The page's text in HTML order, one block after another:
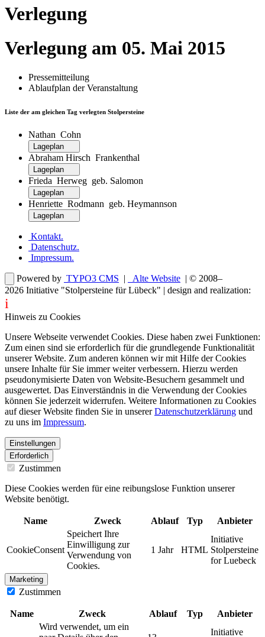
Verlegung
Verlegung am 05. Mai 2015
Pressemitteilung
Ablaufplan der Veranstaltung
Liste der am gleichen Tag verlegten Stolpersteine
Nathan Cohn
Abraham Hirsch Frankenthal
Frieda Herweg geb. Salomon
Henriette Rodmann geb. Heymannson
Kontakt.
Datenschutz.
Impressum.
Powered by TYPO3 CMS Alte Website
| © 2008–
2026 Initiative "Stolpersteine für Lübeck" | design and realization:
i
Hinweis zu Cookies
Unsere Webseite verwendet Cookies. Diese haben zwei Funktionen:
Zum einen sind sie erforderlich für die grundlegende Funktionalität
unserer Website. Zum anderen können wir mit Hilfe der Cookies
unsere Inhalte für Sie immer weiter verbessern. Hierzu werden
pseudonymisierte Daten von Website-Besuchern gesammelt und
ausgewertet. Das Einverständnis in die Verwendung der Cookies
können Sie jederzeit widerrufen. Weitere Informationen zu Cookies
auf dieser Website finden Sie in unsererDatenschutzerklärung und
zu uns im Impressum.
Einstellungen
Erforderlich
Zustimmen
Diese Cookies werden für eine reibungslose Funktion unserer
Website benötigt.
Name Zweck Ablauf Typ Anbieter
CookieConsent
Speichert Ihre
Einwilligung zur
Verwendung von
Cookies.
1 Jahr HTML
Initiative
Stolpersteine
for Luebeck
Marketing
Zustimmen
Name Zweck Ablauf Typ
Anbieter
Wird verwendet, um ein
Initiative